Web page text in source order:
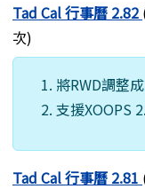
Tad Cal 行事曆 2.82
次)
將RWD調整
支援XOOPS
Tad Cal 行事曆 2.81